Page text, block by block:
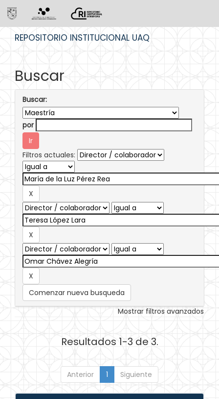
REPOSITORIO INSTITUCIONAL UAQ
Buscar
Buscar:
por
Filtros actuales:
Comenzar nueva busqueda
Mostrar filtros avanzados
Resultados 1-3 de 3.
Anterior 1 Siguiente